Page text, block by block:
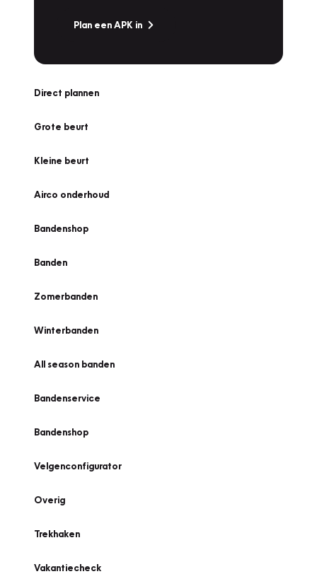
Plan een APK in
Direct plannen
Grote beurt
Kleine beurt
Airco onderhoud
Bandenshop
Banden
Zomerbanden
Winterbanden
All season banden
Bandenservice
Bandenshop
Velgenconfigurator
Overig
Trekhaken
Vakantiecheck